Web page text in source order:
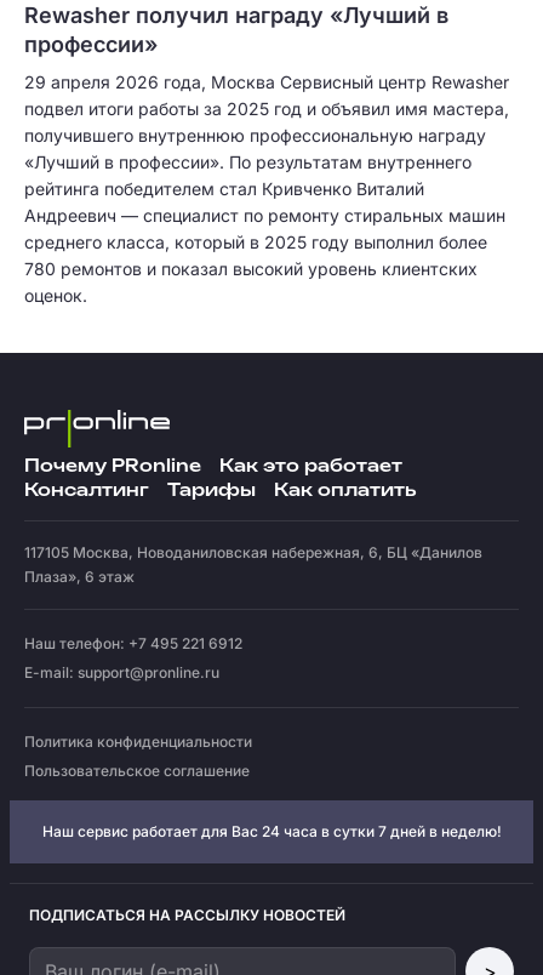
Rewasher получил награду «Лучший в
профессии»
29 апреля 2026 года, Москва Сервисный центр Rewasher
подвел итоги работы за 2025 год и объявил имя мастера,
получившего внутреннюю профессиональную награду
«Лучший в профессии». По результатам внутреннего
рейтинга победителем стал Кривченко Виталий
Андреевич — специалист по ремонту стиральных машин
среднего класса, который в 2025 году выполнил более
780 ремонтов и показал высокий уровень клиентских
оценок.
Почему PRonline
Как это работает
Консалтинг
Тарифы Как оплатить
117105 Москва, Новоданиловская набережная, 6, БЦ «Данилов
Плаза», 6 этаж
Наш телефон: +7 495 221 6912
E-mail: support@pronline.ru
Политика конфиденциальности
Пользовательское соглашение
Наш сервис работает для Вас 24 часа в сутки 7 дней в неделю!
ПОДПИСАТЬСЯ НА РАССЫЛКУ НОВОСТЕЙ